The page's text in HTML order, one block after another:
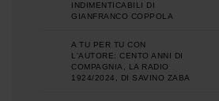
INDIMENTICABILI DI
GIANFRANCO COPPOLA
A TU PER TU CON
L'AUTORE: CENTO ANNI DI
COMPAGNIA, LA RADIO
1924/2024, DI SAVINO ZABA